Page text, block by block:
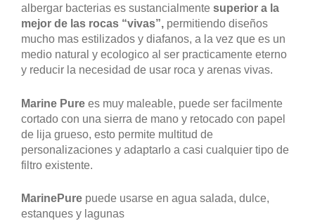
albergar bacterias es sustancialmente superior a la
mejor de las rocas “vivas”, permitiendo diseños
mucho mas estilizados y diafanos, a la vez que es un
medio natural y ecologico al ser practicamente eterno
y reducir la necesidad de usar roca y arenas vivas.
Marine Pure es muy maleable, puede ser facilmente
cortado con una sierra de mano y retocado con papel
de lija grueso, esto permite multitud de
personalizaciones y adaptarlo a casi cualquier tipo de
filtro existente.
MarinePure puede usarse en agua salada, dulce,
estanques y lagunas